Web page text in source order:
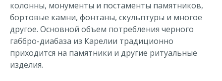
колонны, монументы и постаменты памятников,
бортовые камни, фонтаны, скульптуры и многое
другое. Основной объем потребления черного
габбро-диабаза из Карелии традиционно
приходится на памятники и другие ритуальные
изделия.